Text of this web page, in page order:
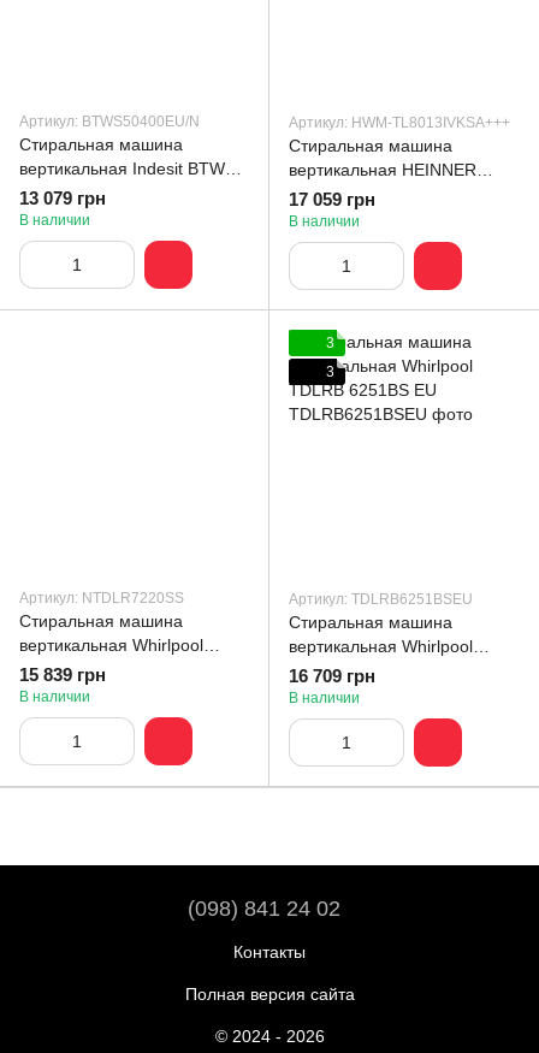
Артикул: BTWS50400EU/N
Стиральная машина
вертикальная Indesit BTW
S50400 EU/N
13 079 грн
В наличии
Артикул: HWM-TL8013IVKSA+++
Стиральная машина
вертикальная HEINNER
HWM-TL8013IVKSA+++
17 059 грн
В наличии
Артикул: NTDLR7220SS
Стиральная машина
вертикальная Whirlpool
NTDLR 7220SS
15 839 грн
В наличии
3
3
Артикул: TDLRB6251BSEU
Стиральная машина
вертикальная Whirlpool
TDLRB 6251BS EU
16 709 грн
В наличии
(098) 841 24 02
Контакты
Полная версия сайта
© 2024 - 2026